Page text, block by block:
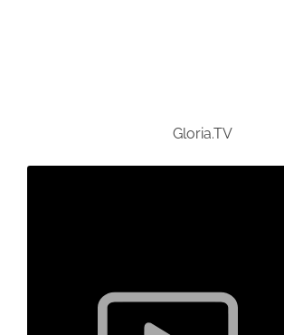
Gloria.TV